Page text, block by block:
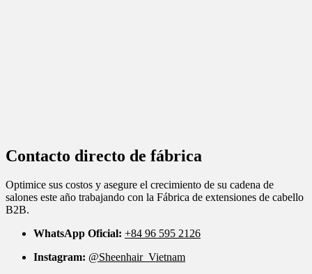
Contacto directo de fábrica
Optimice sus costos y asegure el crecimiento de su cadena de
salones este año trabajando con la Fábrica de extensiones de cabello
B2B.
WhatsApp Oficial: +84 96 595 2126
Instagram: @Sheenhair_Vietnam